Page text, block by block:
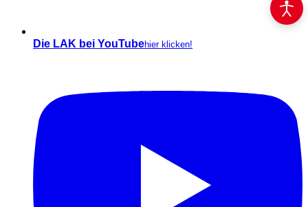
Die LAK bei YouTubehier klicken!